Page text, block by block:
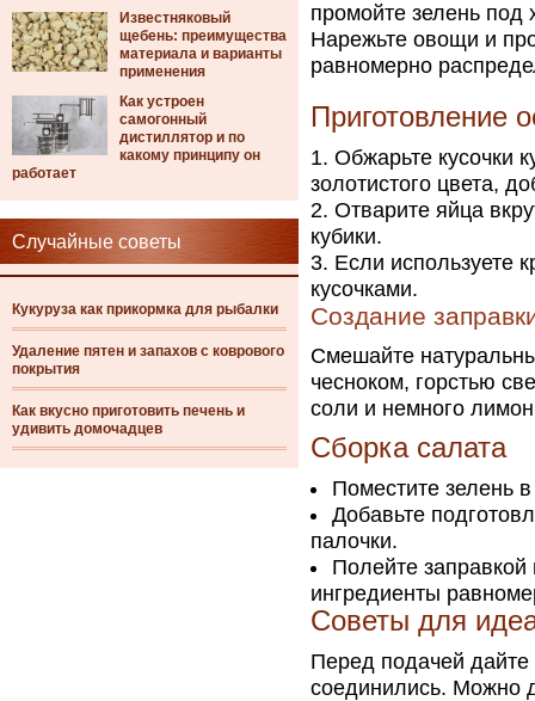
Известняковый
щебень: преимущества
материала и варианты
применения
Как устроен
самогонный
дистиллятор и по
какому принципу он
работает
Случайные советы
Кукуруза как прикормка для рыбалки
Удаление пятен и запахов с коврового
покрытия
Как вкусно приготовить печень и
удивить домочадцев
промойте зелень
Нарежьте овощи и
равномерно
Приготовление
Обжарьте кусочки
золотистого цвета,
Отварите яйца
кубики.
Если используете
кусочками.
Создание
Смешайте
чесноком, горстью
соли и немного
Сборка салата
Поместите зелень
Добавьте
палочки.
Полейте
ингредиенты
Советы для
Перед подачей дайте
соединились. Можно